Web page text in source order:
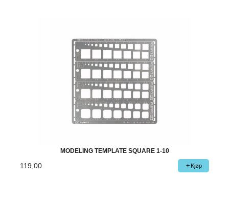
MODELING TEMPLATE SQUARE 1-10
119,00 Kjøp